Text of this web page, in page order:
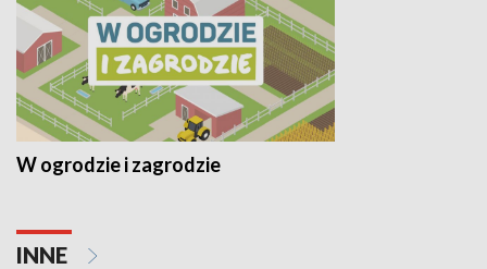
W ogrodzie i zagrodzie
INNE